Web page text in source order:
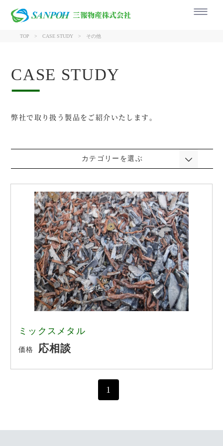
TOP CASE STUDY その他
CASE STUDY
弊社で取り扱う製品をご紹介いたします。
カテゴリーを選ぶ
銅
アルミ
ステンレス
その他
ミックスメタル
価格 応相談
1